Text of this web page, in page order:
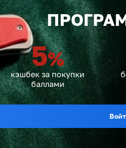
5%
кэшбек за покупки
баллами